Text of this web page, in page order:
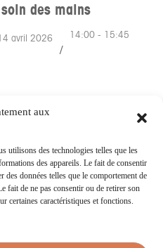
aux
utilisons des technologies telles que les
des appareils. Le fait de consentir
des données telles que le comportement de
fait de ne pas consentir ou de retirer son
certaines caractéristiques et fonctions.
des mains
avril 2026
/
14:00 - 15:45